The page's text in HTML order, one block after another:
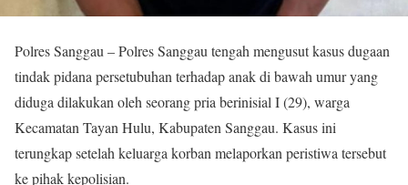
Polres Sanggau – Polres Sanggau tengah mengusut kasus dugaan
tindak pidana persetubuhan terhadap anak di bawah umur yang
diduga dilakukan oleh seorang pria berinisial I (29), warga
Kecamatan Tayan Hulu, Kabupaten Sanggau. Kasus ini
terungkap setelah keluarga korban melaporkan peristiwa tersebut
ke pihak kepolisian.